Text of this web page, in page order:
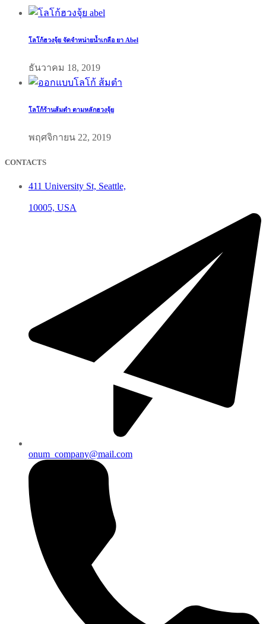
โลโก้ฮวงจุ้ย จัดจำหน่ายน้ำเกลือ ยา Abel
ธันวาคม 18, 2019
โลโก้ร้านส้มตำ ตามหลักฮวงจุ้ย
พฤศจิกายน 22, 2019
CONTACTS
411 University St, Seattle,
10005, USA
onum_company@mail.com